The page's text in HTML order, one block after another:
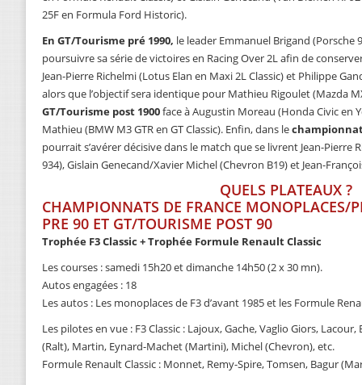
25F en Formula Ford Historic).
En GT/Tourisme pré 1990, le leader Emmanuel Brigand (Porsche
poursuivre sa série de victoires en Racing Over 2L afin de
Jean-Pierre Richelmi (Lotus Elan en Maxi 2L Classic) et Philippe
alors que l’objectif sera identique pour Mathieu Rigoulet (Mazda
GT/Tourisme post 1900face à Augustin Moreau (Honda Civic en
Mathieu (BMW M3 GTR en GT Classic). Enfin, dans le
pourrait s’avérer décisive dans le match que se livrent Jean-Pierre
934), Gislain Genecand/Xavier Michel (Chevron B19) et Jean-
QUELS PLATEAUX ?
CHAMPIONNATS DE FRANCE MONOPLACES/
PRE 90 ET GT/TOURISME POST 90
Trophée F3 Classic + Trophée Formule Renault Classic
Les courses : samedi 15h20 et dimanche 14h50 (2 x 30 mn).
Autos engagées : 18
Les autos : Les monoplaces de F3 d’avant 1985 et les Formule
Les pilotes en vue : F3 Classic : Lajoux, Gache, Vaglio Giors,
(Ralt), Martin, Eynard-Machet (Martini), Michel (Chevron), etc.
Formule Renault Classic : Monnet, Remy-Spire, Tomsen, Bagur